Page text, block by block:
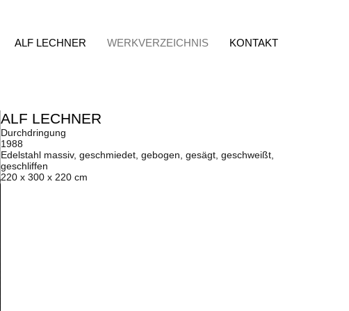
ALF LECHNER WERKVERZEICHNIS KONTAKT
ALF LECHNER
Durchdringung
1988
Edelstahl massiv, geschmiedet, gebogen, gesägt, geschweißt,
geschliffen
220 x 300 x 220 cm